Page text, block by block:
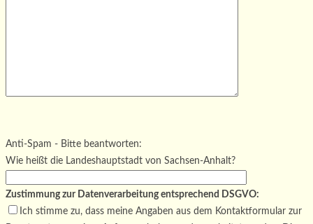
Bitte lasse dieses Feld leer.
Anti-Spam - Bitte beantworten:
Wie heißt die Landeshauptstadt von Sachsen-Anhalt?
Zustimmung zur Datenverarbeitung entsprechend DSGVO:
Ich stimme zu, dass meine Angaben aus dem Kontaktformular zur